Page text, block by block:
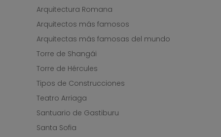
Arquitectura Romana
Arquitectos más famosos
Arquitectas más famosas del mundo
Torre de Shangái
Torre de Hércules
Tipos de Construcciones
Teatro Arriaga
Santuario de Gastiburu
Santa Sofia